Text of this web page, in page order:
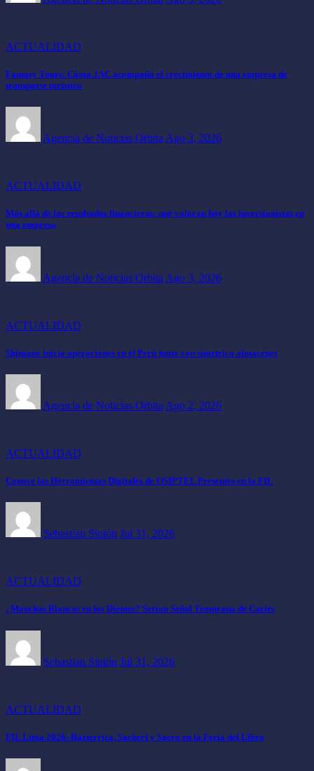
ACTUALIDAD
Fantasy Tours: Cómo JAC acompañó el crecimiento de una empresa de
transporte turístico
Agencia de Noticias Orbita Ago 3, 2026
ACTUALIDAD
Más allá de los resultados financieros: qué valoran hoy los inversionistas en
una empresa
Agencia de Noticias Orbita Ago 3, 2026
ACTUALIDAD
Shimano inicia operaciones en el Perú junto con simetrica almacenes
Agencia de Noticias Orbita Ago 2, 2026
ACTUALIDAD
Conoce las Herramientas Digitales de OSIPTEL Presentes en la FIL
Sebastian Sipión Jul 31, 2026
ACTUALIDAD
¿Manchas Blancas en los Dientes? Serían Señal Temprana de Caries
Sebastian Sipión Jul 31, 2026
ACTUALIDAD
FIL Lima 2026: Bazterrica, Sacheri y Sacro en la Feria del Libro